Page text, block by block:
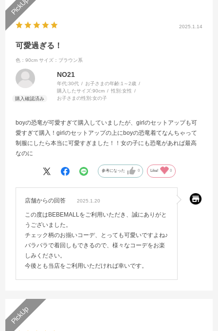
2025.1.14
可愛過ぎる！
色：90cm サイズ：ブラウン系
NO21
年代:30代 お子さまの年齢:1～2歳
購入したサイズ:90cm 性別:女性
お子さまの性別:女の子
boyの恐竜が可愛すぎて購入していましたが、girlのセットアップも可
愛すぎて購入！girlのセットアップの上にboyの恐竜着てなんちゃって
制服にしたら本当に可愛すぎました！！女の子にも恐竜があれば最高
なのに
参考になった 0 Like! 0
店舗からの回答 2025.1.20
この度はBEBEMALLをご利用いただき、誠にありがと
うございました。
チェック柄のお揃いコーデ、とっても可愛いですよね♪
バラバラで着回しもできるので、様々なコーデをお楽
しみください。
今後とも当店をご利用いただければ幸いです。